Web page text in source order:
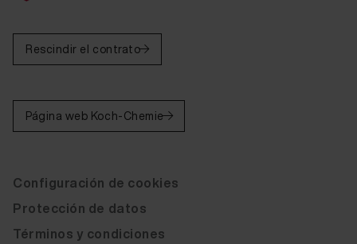
Rescindir el contrato
Página web Koch-Chemie
Configuración de cookies
Protección de datos
Términos y condiciones